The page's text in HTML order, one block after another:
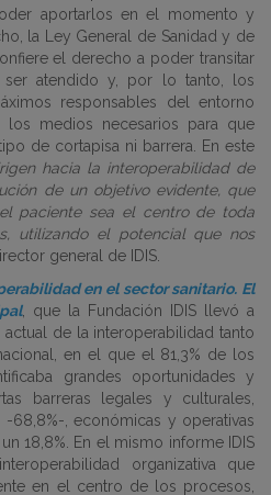
aportarlos en el momento y
la Ley General de Sanidad y de
el derecho a poder transitar
atendido y, por lo tanto, los
responsables del entorno
los medios necesarios para que
de cortapisa ni barrera. En este
hacia la interoperabilidad de
de un objetivo evidente, que
paciente sea el centro de toda
utilizando el potencial que nos
general de IDIS.
en el sector sanitario. El
, que la Fundación IDIS llevó a
de la interoperabilidad tanto
en el que el 81,3% de los
grandes oportunidades y
barreras legales y culturales,
68,8%-, económicas y operativas
18,8%. En el mismo informe IDIS
organizativa que
en el centro de los procesos,